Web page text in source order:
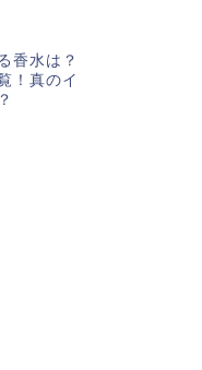
香水は？
！真のイ